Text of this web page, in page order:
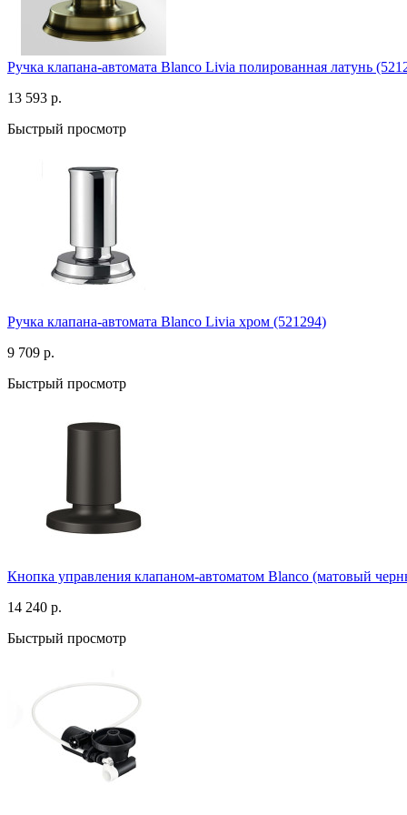
Ручка клапана-автомата Blanco Livia полированная латунь
13 593 р.
Быстрый просмотр
Ручка клапана-автомата Blanco Livia хром (521294)
9 709 р.
Быстрый просмотр
Кнопка управления клапаном-автоматом Blanco (матовый
14 240 р.
Быстрый просмотр